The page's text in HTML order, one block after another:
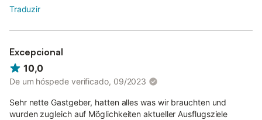
Traduzir
Excepcional
10,0
De um hóspede verificado, 09/2023
Sehr nette Gastgeber, hatten alles was wir brauchten und
wurden zugleich auf Möglichkeiten aktueller Ausflugsziele